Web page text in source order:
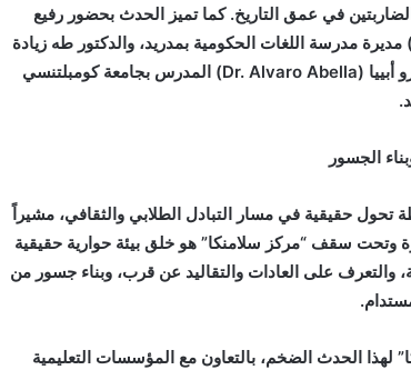
في عمق التاريخ. كما تميز الحدث بحضور رفيع
المستوى شمل الدكتورة أنخيلا سانتوس (Dª Ángela Santos) مديرة مدرسة اللغات الحكومية بمدريد، والدكتور طه زيادة
(Dr. Taha Ziada) المدرس بجامعة القاهرة، والدكتور **الفارو أبييا (Dr. Alvaro Abella) المدرس بجامعة كومبلتنسي
الجسور
حقيقية في مسار التبادل الطلابي والثقافي، مشيراً
سقف “مركز سلامنكا” هو خلق بيئة حوارية حقيقية
والتعرف على العادات والتقاليد عن قرب، وبناء جسور من
لهذا الحدث الضخم، بالتعاون مع المؤسسات التعليمية